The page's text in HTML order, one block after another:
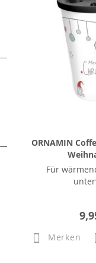
ORNAMIN
Für
Merken